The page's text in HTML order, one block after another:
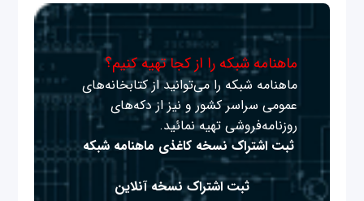
ماهنامه شبکه را از کجا تهیه کنیم؟
ماهنامه شبکه را می‌توانید از کتابخانه‌های
عمومی سراسر کشور و نیز از دکه‌های
روزنامه‌فروشی تهیه نمائید.
ثبت اشتراک نسخه کاغذی ماهنامه شبکه
ثبت اشتراک نسخه آنلاین